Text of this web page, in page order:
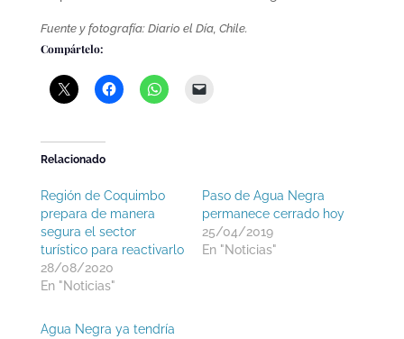
Fuente y fotografía: Diario el Día, Chile.
Compártelo:
Relacionado
Región de Coquimbo
prepara de manera
segura el sector
turístico para reactivarlo
28/08/2020
En "Noticias"
Paso de Agua Negra
permanece cerrado hoy
25/04/2019
En "Noticias"
Agua Negra ya tendría